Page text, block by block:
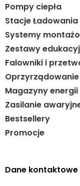
Pompy ciepła
Stacje
Systemy
Zestawy
Falowniki i
Magazyny
Zasilanie
Bestsellery
Promocje
Dane kontaktowe